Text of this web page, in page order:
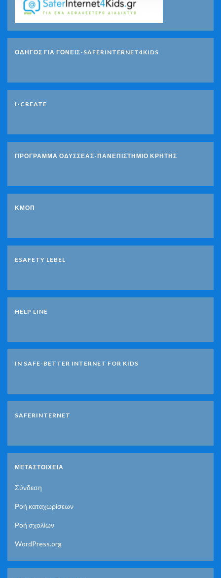
ΟΔΗΓΟΣ ΓΙΑ ΓΟΝΕΙΣ-SAFERINTERNET4KIDS
I-CREATE
ΠΡΟΓΡΑΜΜΑ ΟΔΥΣΣΕΑΣ-ΠΑΝΕΠΙΣΤΗΜΙΟ ΚΡΗΤΗΣ
ΚΜΟΠ
ESAFETY LEBEL
HELP LINE
IN SAFE-BETTER INTERNET FOR KIDS
SAFERINTERNET
ΜΕΤΑΣΤΟΙΧΕΊΑ
Σύνδεση
Ροή καταχωρίσεων
Ροή σχολίων
WordPress.org